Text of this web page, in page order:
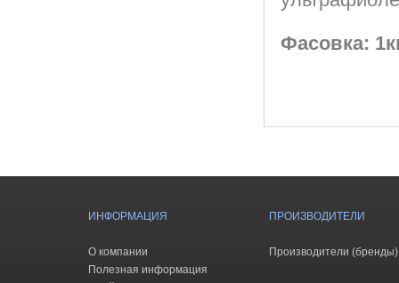
Фасовка:
ИНФОРМАЦИЯ
О компании
Полезная информация
ПРОИЗВОДИТЕЛИ
Производители (бренды)